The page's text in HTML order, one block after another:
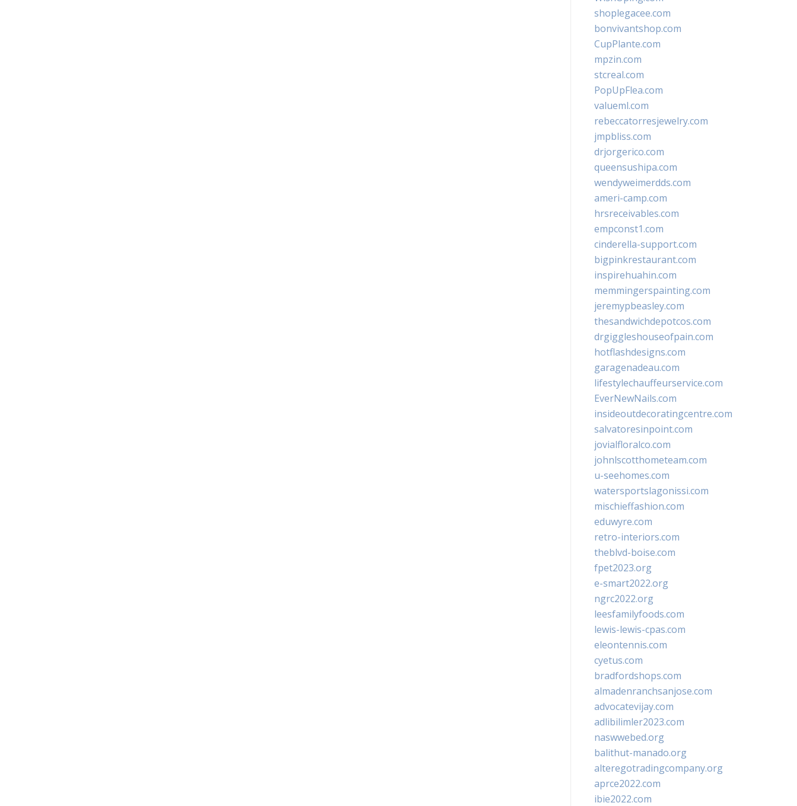
shoplegacee.com
bonvivantshop.com
CupPlante.com
mpzin.com
stcreal.com
PopUpFlea.com
valueml.com
rebeccatorresjewelry.com
jmpbliss.com
drjorgerico.com
queensushipa.com
wendyweimerdds.com
ameri-camp.com
hrsreceivables.com
empconst1.com
cinderella-support.com
bigpinkrestaurant.com
inspirehuahin.com
memmingerspainting.com
jeremypbeasley.com
thesandwichdepotcos.com
drgiggleshouseofpain.com
hotflashdesigns.com
garagenadeau.com
lifestylechauffeurservice.com
EverNewNails.com
insideoutdecoratingcentre.com
salvatoresinpoint.com
jovialfloralco.com
johnlscotthometeam.com
u-seehomes.com
watersportslagonissi.com
mischieffashion.com
eduwyre.com
retro-interiors.com
theblvd-boise.com
fpet2023.org
e-smart2022.org
ngrc2022.org
leesfamilyfoods.com
lewis-lewis-cpas.com
eleontennis.com
cyetus.com
bradfordshops.com
almadenranchsanjose.com
advocatevijay.com
adlibilimler2023.com
naswwebed.org
balithut-manado.org
alteregotradingcompany.org
aprce2022.com
ibie2022.com